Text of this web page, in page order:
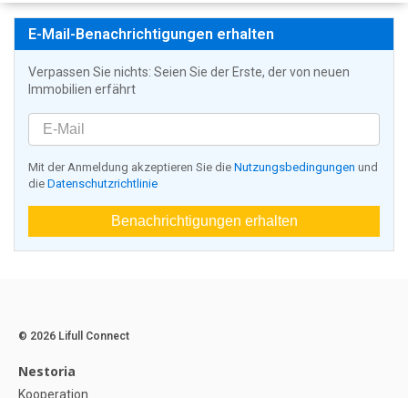
E-Mail-Benachrichtigungen erhalten
Verpassen Sie nichts: Seien Sie der Erste, der von neuen
Immobilien erfährt
Mit der Anmeldung akzeptieren Sie die Nutzungsbedingungen und
die Datenschutzrichtlinie
Benachrichtigungen erhalten
© 2026 Lifull Connect
Nestoria
Kooperation